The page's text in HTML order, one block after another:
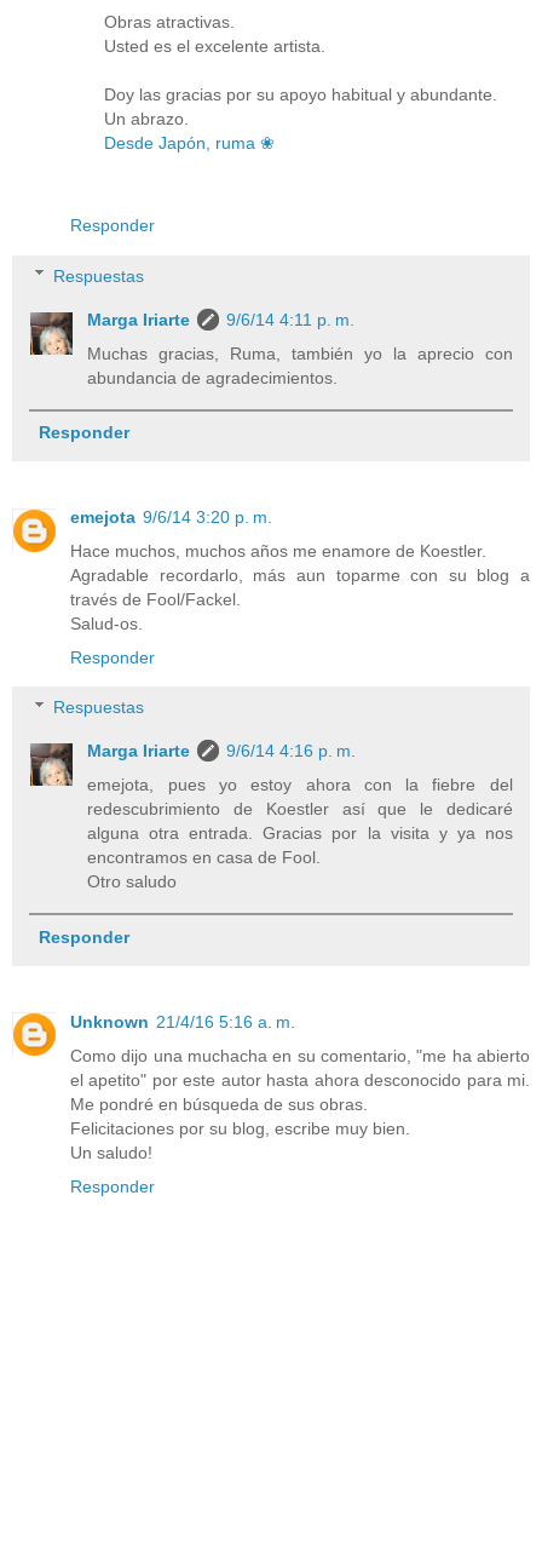
Obras atractivas.
Usted es el excelente artista.
Doy las gracias por su apoyo habitual y abundante.
Un abrazo.
Desde Japón, ruma ❀
Responder
Respuestas
Marga Iriarte
9/6/14 4:11 p. m.
Muchas gracias, Ruma, también yo la aprecio con
abundancia de agradecimientos.
Responder
emejota 9/6/14 3:20 p. m.
Hace muchos, muchos años me enamore de Koestler.
Agradable recordarlo, más aun toparme con su blog a
través de Fool/Fackel.
Salud-os.
Responder
Respuestas
Marga Iriarte
9/6/14 4:16 p. m.
emejota, pues yo estoy ahora con la fiebre del
redescubrimiento de Koestler así que le dedicaré
alguna otra entrada. Gracias por la visita y ya nos
encontramos en casa de Fool.
Otro saludo
Responder
Unknown 21/4/16 5:16 a. m.
Como dijo una muchacha en su comentario, "me ha abierto
el apetito" por este autor hasta ahora desconocido para mi.
Me pondré en búsqueda de sus obras.
Felicitaciones por su blog, escribe muy bien.
Un saludo!
Responder